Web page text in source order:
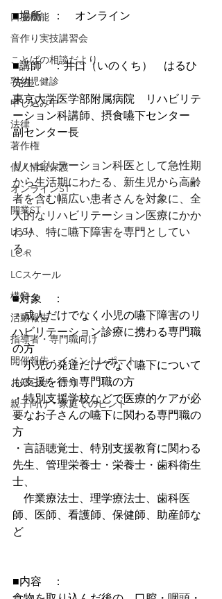
口腔機能
音作り実技講習会
ことばの相談だより
乳幼児健診
申し込み中
法律
著作権
個人情報保護
オンラインST
開業ST
LCSA
LC-R
LCスケール
構音
活動報告
指導者・専門職向け
開催報告・イベントレポート
お知らせ・告知
親子向け・家庭でのヒント
■場所　：　オンライン
■講師　：井口（いのくち）　はるひ
先生
東京大学医学部附属病院　リハビリテ
ーション科講師、摂食嚥下センター
副センター長
リハビリテーション科医として急性期
から生活期にわたる、新生児から高齢
者を含む幅広い患者さんを対象に、全
人的なリハビリテーション医療にかか
わり、特に嚥下障害を専門としてい
る。
■対象　：
・成人だけでなく小児の嚥下障害のリ
ハビリテーション診療に携わる専門職
の方
・小児の発達だけでなく嚥下について
も支援を行う専門職の方
・特別支援学校などで医療的ケアが必
要なお子さんの嚥下に関わる専門職の
方
・言語聴覚士、特別支援教育に関わる
先生、管理栄養士・栄養士・歯科衛生
士、
師、医師、看護師、保健師、助産師な
ど
■内容　：